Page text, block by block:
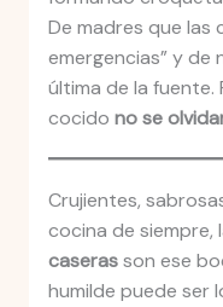
De madres que las
emergencias” y de
última de la
cocido no se
Crujientes,
cocina de siempre,
caserasson ese
humilde puede ser